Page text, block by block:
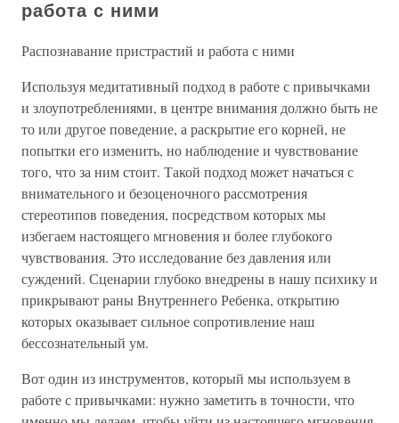
работа с ними
Распознавание пристрастий и работа с ними
Используя медитативный подход в работе с привычками
и злоупотреблениями, в центре внимания должно быть не
то или другое поведение, а раскрытие его корней, не
попытки его изменить, но наблюдение и чувствование
того, что за ним стоит. Такой подход может начаться с
внимательного и безоценочного рассмотрения
стереотипов поведения, посредством которых мы
избегаем настоящего мгновения и более глубокого
чувствования. Это исследование без давления или
суждений. Сценарии глубоко внедрены в нашу психику и
прикрывают раны Внутреннего Ребенка, открытию
которых оказывает сильное сопротивление наш
бессознательный ум.
Вот один из инструментов, который мы используем в
работе с привычками: нужно заметить в точности, что